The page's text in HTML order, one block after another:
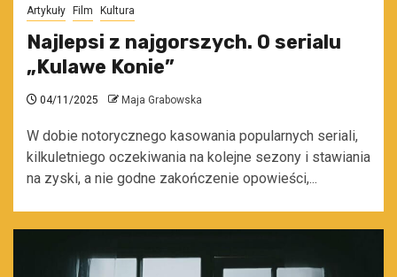
Artykuły Film Kultura
Najlepsi z najgorszych. O serialu
„Kulawe Konie”
04/11/2025 Maja Grabowska
W dobie notorycznego kasowania popularnych seriali,
kilkuletniego oczekiwania na kolejne sezony i stawiania
na zyski, a nie godne zakończenie opowieści,...